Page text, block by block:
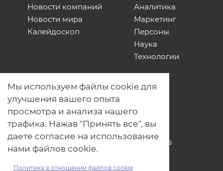
Новости компаний
Новости мира
Калейдоскоп
Аналитика
Маркетинг
Персоны
Наука
Технологии
О нас
Наши проекты
Связь с нами
Общая политика обработки
персональных данных
Политика обработки файлов Cookies
Политика обработки персональных
данных для мероприятий
Мы используем файлы cookie для
улучшения вашего опыта
просмотра и анализа нашего
трафика. Нажав "Принять все", вы
даете согласие на использование
нами файлов cookie.
Политика в отношении файлов cookie